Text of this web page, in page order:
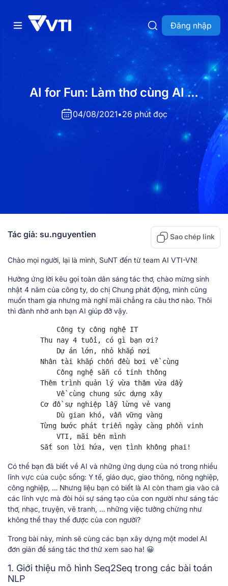
Đăng nhập
AI for Fun: Làm thơ cùng AI …
04/08/2021•26 phút đọc
Tác giả: su.nguyentien Sao chép link
Chào mọi người, lại là mình, SuNT đến từ team AI VTI-VN!
Hưởng ứng lời kêu gọi toàn dân sáng tác thơ, chào mừng sinh
nhật 4 năm của công ty, do chị Chung phát động, mình cũng
muốn tham gia nhưng mà nghĩ mãi chẳng ra câu thơ nào. Thôi
thì đành nhờ anh bạn AI giúp đỡ vậy.
            Công ty công nghệ IT
        Thu nay 4 tuổi, có gì bạn ơi?
            Dự án lớn, nhỏ khắp nơi
        Nhân tài khắp chốn đều bơi về cùng
            Công nghệ sẵn có tinh thông
        Thêm trình quản lý vừa thâm vừa dầy
            Về cùng chung sức dựng xây
        Cơ đồ sự nghiệp lẫy lừng vẻ vang
            Dù gian khó, vẫn vững vàng
        Từng bước phát triển ngày càng phồn vinh
            VTI, mãi bên mình
        Sắt son lời hứa, vẹn tình không phai!
Có thể bạn đã biết về AI và những ứng dụng của nó trong nhiều
lĩnh vực của cuộc sống: Y tế, giáo dục, giao thông, nông nghiệp,
công nghiệp, … Nhưng liệu bạn có biết là AI còn tham gia vào cả
các lĩnh vực mà đòi hỏi sự sáng tạo của con người như sáng tác
thơ, nhạc, truyện, vẽ tranh, … những việc tưởng chừng như
không thể thay thế được của con người?
Trong bài này, mình sẽ cùng các bạn xây dựng một model AI
đơn giản để sáng tác thơ thử xem sao ha! 😀
1. Giới thiệu mô hình Seq2Seq trong các bài toán
NLP